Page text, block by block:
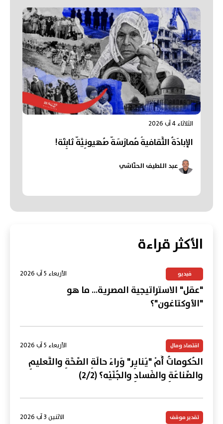
الثلاثاء 4 آب 2026
الإبادَةُ الثَّقافيةُ مُمارَسَةٌ صُهيونِيَّةٌ ثابِتَة!
عبد اللطيف الحنّاشي
الأكثر قراءة
فيديو الأربعاء 5 آب 2026
"عقل" الاستراتيجية المصرية... ما هو
"الأوكتاغون"؟
اقتصاد ومال الأربعاء 5 آب 2026
الحُكوماتُ أَمْ "يَنايِر" وَراءَ حالَةِ الصِّحَّةِ والتَّعليمِ
والصِّناعَةِ والفَسادِ والجُنَيْه؟ (2/2)
تقدير موقف الاثنين 3 آب 2026